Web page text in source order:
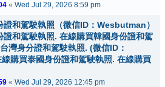
« Wed Jul 29, 2026 8:59 pm
證和駕駛執照（微信ID：Wesbutman）
證和駕駛執照. 在線購買韓國身份證和駕
灣身分證和駕駛執照. (微信ID：
購買泰國身份證和駕駛執照. 在線購買
« Wed Jul 29, 2026 12:45 pm